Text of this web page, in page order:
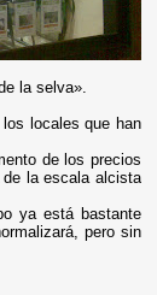
la selva».
locales que han
de los precios
la escala alcista
ya está bastante
pero sin